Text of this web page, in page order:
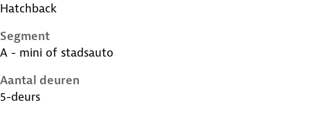
Hatchback
Segment
A - mini of stadsauto
Aantal deuren
5-deurs